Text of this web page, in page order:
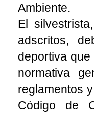
Ambiente.
El
adscritos,
deportiva
normativa
reglamentos
Código de